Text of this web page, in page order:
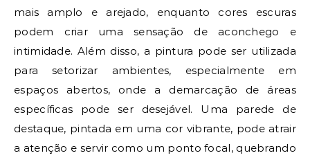
mais amplo e arejado, enquanto cores escuras
podem criar uma sensação de aconchego e
intimidade. Além disso, a pintura pode ser utilizada
para setorizar ambientes, especialmente em
espaços abertos, onde a demarcação de áreas
específicas pode ser desejável. Uma parede de
destaque, pintada em uma cor vibrante, pode atrair
a atenção e servir como um ponto focal, quebrando